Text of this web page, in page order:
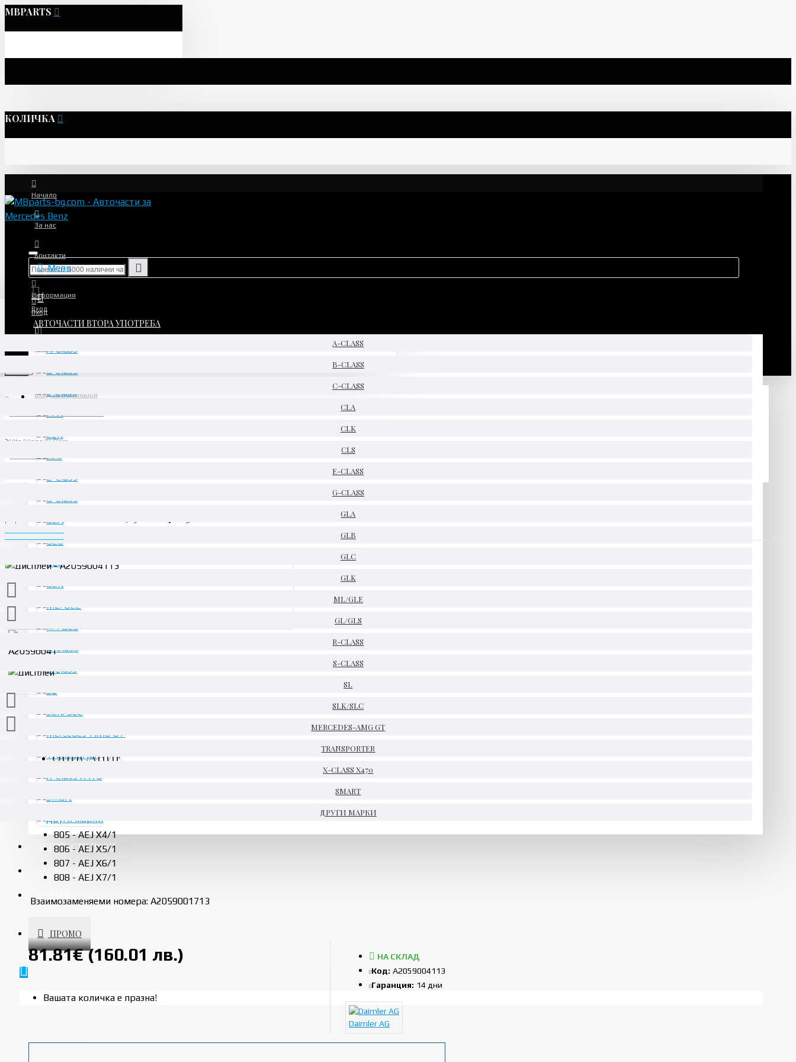
MBPARTS
КОЛИЧКА
Начало
За нас
Контакти
Информация
Вход за партньори
Вход
Menu
АВТОЧАСТИ ВТОРА УПОТРЕБА
A-CLASS
B-CLASS
C-CLASS
CLA
CLK
CLS
E-CLASS
G-CLASS
GLA
GLB
GLC
GLK
ML/GLE
GL/GLS
R-CLASS
S-CLASS
SL
SLK/SLC
MERCEDES-AMG GT
TRANSPORTER
X-CLASS X470
SMART
ДРУГИ МАРКИ
АВТОЧАСТИ НОВИ
ПРОМО
Вашата количка е празна!
Вход
Vito/Viano/V-Class
ОПИСАНИЕ
805 - AEJ X4/1
806 - AEJ X5/1
807 - AEJ X6/1
808 - AEJ X7/1
Взаимозаменяеми номера: A2059001713
81.81€ (160.01 лв.)
НА СКЛАД
Код: A2059004113
Гаранция: 14 дни
Daimler AG